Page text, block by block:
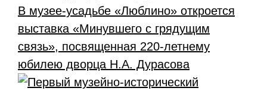
В музее-усадьбе «Люблино» откроется
выставка «Минувшего с грядущим
связь», посвященная 220-летнему
юбилею дворца Н.А. Дурасова